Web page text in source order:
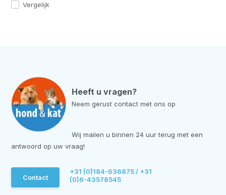
Vergelijk
Heeft u vragen?
Neem gerust contact met ons op
Wij mailen u binnen 24 uur terug met een
antwoord op uw vraag!
Contact
+31 (0)184-636875 / +31
(0)6-43578545